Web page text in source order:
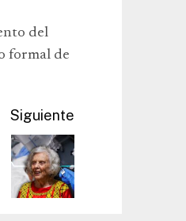
del
formal de
Siguiente